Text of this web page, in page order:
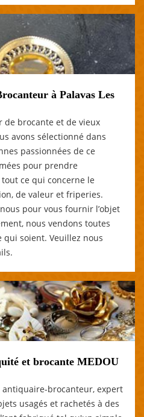
à Palavas Les
de brocante et de vieux
avons sélectionné dans
passionnées de ce
pour prendre
ce qui concerne le
de valeur et friperies.
pour vous fournir l’objet
nous vendons toutes
qui soient. Veuillez nous
et brocante MEDOU
antiquaire-brocanteur, expert
usagés et rachetés à des